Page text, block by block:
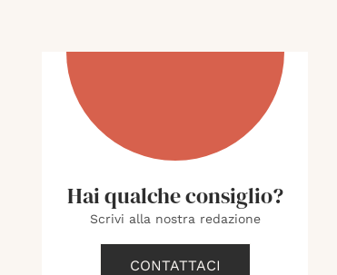
Hai qualche consiglio?
Scrivi alla nostra redazione
CONTATTACI